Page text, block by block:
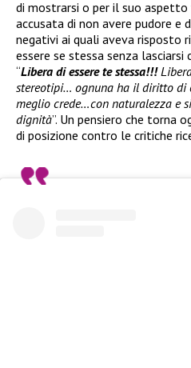
di mostrarsi o per il suo
accusata di non avere pudore e
negativi ai quali aveva risposto
essere se stessa senza lasciarsi
“Libera di essere te stessa!!!
stereotipi… ognuna ha il diritto di
meglio crede…con naturalezza e
dignità”. Un pensiero che torna
di posizione contro le critiche